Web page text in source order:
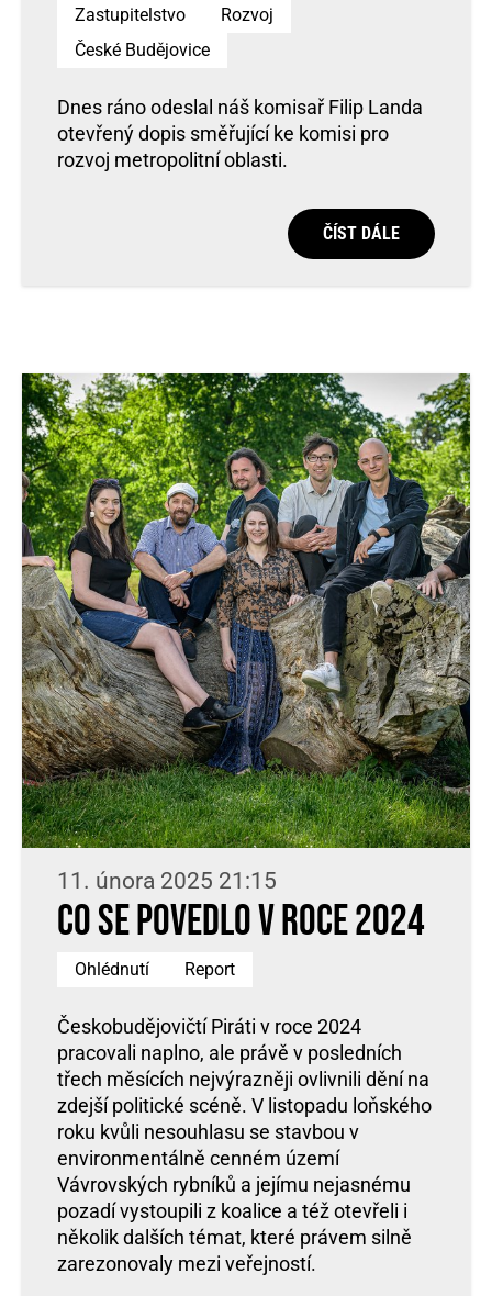
Zastupitelstvo
Rozvoj
České Budějovice
Dnes ráno odeslal náš komisař Filip Landa
otevřený dopis směřující ke komisi pro
rozvoj metropolitní oblasti.
ČÍST DÁLE
11. února 2025 21:15
Co se povedlo v roce 2024
Ohlédnutí Report
Českobudějovičtí Piráti v roce 2024
pracovali naplno, ale právě v posledních
třech měsících nejvýrazněji ovlivnili dění na
zdejší politické scéně. V listopadu loňského
roku kvůli nesouhlasu se stavbou v
environmentálně cenném území
Vávrovských rybníků a jejímu nejasnému
pozadí vystoupili z koalice a též otevřeli i
několik dalších témat, které právem silně
zarezonovaly mezi veřejností.